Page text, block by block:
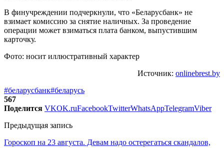
В финучреждении подчеркнули, что «Беларусбанк» не
взимает комиссию за снятие наличных. За проведение
операции может взиматься плата банком, выпустившим
карточку.
Фото: носит иллюстративный характер
Источник: onlinebrest.by
#беларусбанк#беларусь
567
Поделится VKOK.ruFacebookTwitterWhatsAppTelegramViber
Предыдущая запись
Гороскоп на 23 августа. Девам надо остерегаться скандалов,